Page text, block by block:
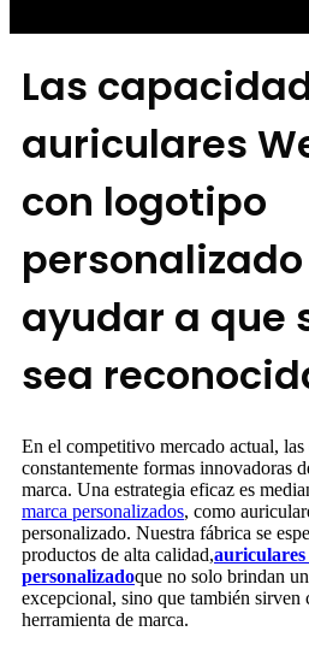
Las
auriculares
con logotipo
ayudar a que
sea
En el competitivo mercado actual, las
constantemente formas innovadoras
marca. Una estrategia eficaz es
marca personalizados, como
personalizado. Nuestra fábrica se
productos de alta calidad,
personalizadoque no solo brindan
excepcional, sino que también sirven
herramienta de marca.